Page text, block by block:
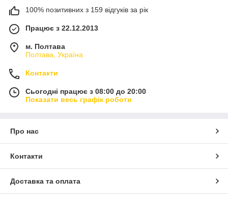
100% позитивних з 159 відгуків за рік
Працює з 22.12.2013
м. Полтава
Полтава, Україна
Контакти
Сьогодні працює з 08:00 до 20:00
Показати весь графік роботи
Про нас
Контакти
Доставка та оплата